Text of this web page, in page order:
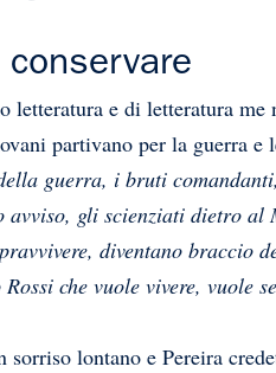
e di letteratura
partivano per la guerra
guerra, i bruti
gli scienziati dietro
diventano braccio
che vuole vivere,
lontano e Pereira